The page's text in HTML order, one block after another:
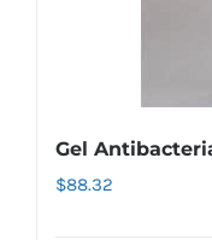
Gel
$88.32